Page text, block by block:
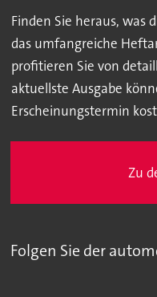
Finden Sie heraus, was
das umfangreiche
profitieren Sie von
aktuellste Ausgabe
Erscheinungstermin
Zu
Folgen Sie der